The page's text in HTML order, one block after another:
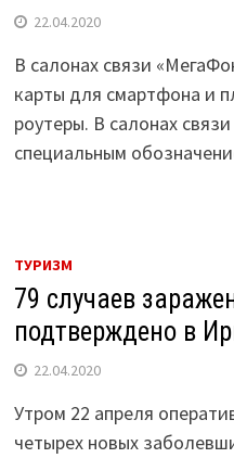
22.04.2020
В салонах связи
карты для смартфона и
роутеры. В салонах
специальным
ТУРИЗМ
79 случаев
подтверждено в
22.04.2020
Утром 22 апреля
четырех новых